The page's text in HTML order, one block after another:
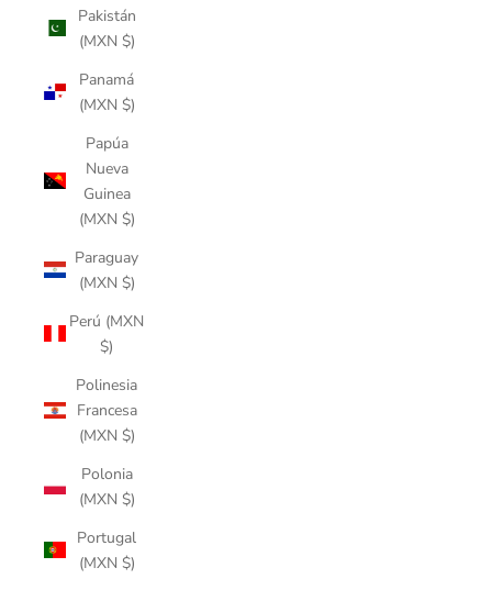
Pakistán
(MXN $)
Panamá
(MXN $)
Papúa
Nueva
Guinea
(MXN $)
Paraguay
(MXN $)
Perú (MXN
$)
Polinesia
Francesa
(MXN $)
Polonia
(MXN $)
Portugal
(MXN $)